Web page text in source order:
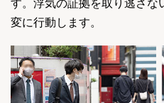
変に行動します。